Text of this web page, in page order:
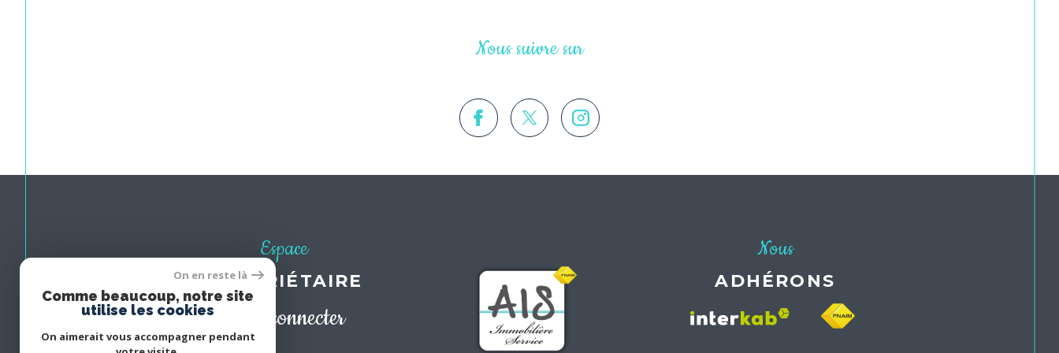
Nous suivre sur
Espace
PROPRIÉTAIRE
Se connecter
Nous
ADHÉRONS
On en reste là
Comme beaucoup, notre site
utilise les cookies
On aimerait vous accompagner pendant